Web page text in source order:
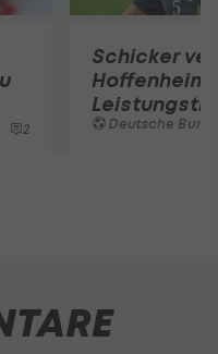
2
Schicker
Hoffenheim-
Deutsche